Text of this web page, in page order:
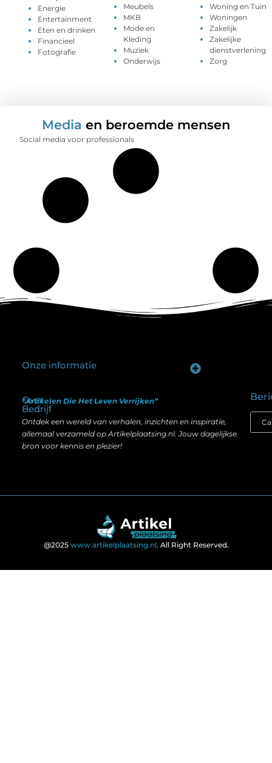
Energie
Entertainment
Eten en drinken
Financieel
Fotografie
Meubels
MKB
Mode en
Kleding
Muziek
Onderwijs
Woning en Tuin
Woningen
Zakelijk
Zakelijke
dienstverlening
Zorg
Media en beroemde mensen
Social media voor professionals
Over
Bedrijf
“Artikelen Die Het Leven Verrijken”
Ontdek een wereld van verhalen, inzichten en inspiratie,
allemaal verzameld op Artikelplaatsing.nl. Jouw dagelijkse
bron voor kennis en plezier!
Onze informatie
@2025 www.artikelplaatsing.nl. All Right Reserved.